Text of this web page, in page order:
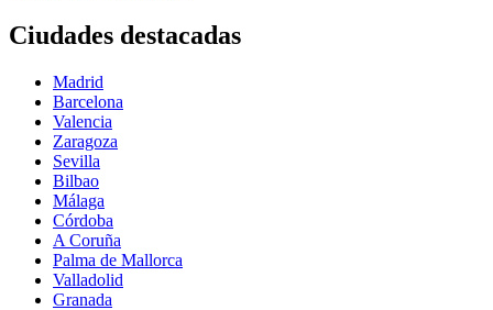
Ciudades destacadas
Madrid
Barcelona
Valencia
Zaragoza
Sevilla
Bilbao
Málaga
Córdoba
A Coruña
Palma de Mallorca
Valladolid
Granada